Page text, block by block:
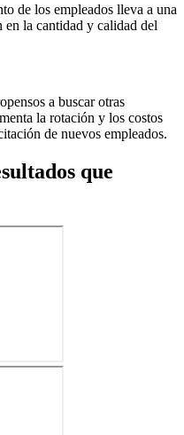
de los empleados lleva a una
la cantidad y calidad del
a buscar otras
la rotación y los costos
de nuevos empleados.
que